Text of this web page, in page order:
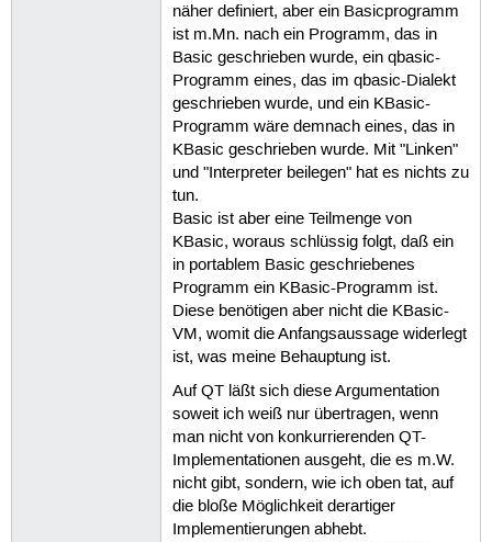
näher definiert, aber ein Basicprogramm
ist m.Mn. nach ein Programm, das in
Basic geschrieben wurde, ein qbasic-
Programm eines, das im qbasic-Dialekt
geschrieben wurde, und ein KBasic-
Programm wäre demnach eines, das in
KBasic geschrieben wurde. Mit "Linken"
und "Interpreter beilegen" hat es nichts zu
tun.
Basic ist aber eine Teilmenge von
KBasic, woraus schlüssig folgt, daß ein
in portablem Basic geschriebenes
Programm ein KBasic-Programm ist.
Diese benötigen aber nicht die KBasic-
VM, womit die Anfangsaussage widerlegt
ist, was meine Behauptung ist.
Auf QT läßt sich diese Argumentation
soweit ich weiß nur übertragen, wenn
man nicht von konkurrierenden QT-
Implementationen ausgeht, die es m.W.
nicht gibt, sondern, wie ich oben tat, auf
die bloße Möglichkeit derartiger
Implementierungen abhebt.